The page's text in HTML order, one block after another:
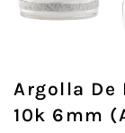
Argolla De
10k 6mm